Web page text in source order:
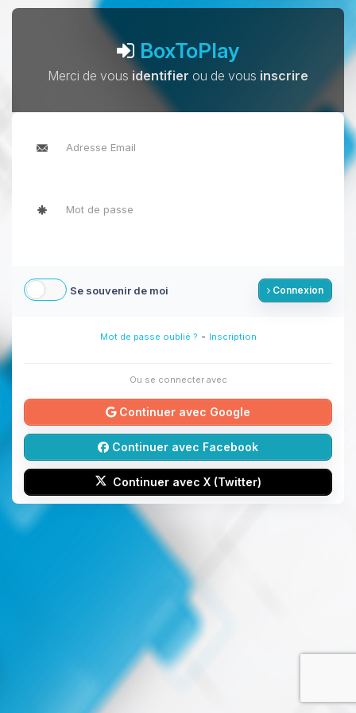
BoxToPlay
Merci de vous identifier ou de vous inscrire
Se souvenir de moi Connexion
Mot de passe oublié ? - Inscription
Ou se connecter avec
Continuer avec Google
Continuer avec Facebook
Continuer avec X (Twitter)